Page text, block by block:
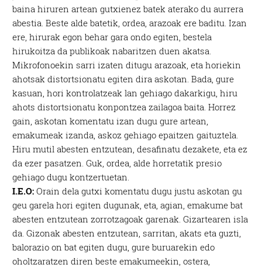
baina hiruren artean gutxienez batek aterako du aurrera
abestia. Beste alde batetik, ordea, arazoak ere baditu. Izan
ere, hirurak egon behar gara ondo egiten, bestela
hirukoitza da publikoak nabaritzen duen akatsa.
Mikrofonoekin sarri izaten ditugu arazoak, eta horiekin
ahotsak distortsionatu egiten dira askotan. Bada, gure
kasuan, hori kontrolatzeak lan gehiago dakarkigu, hiru
ahots distortsionatu konpontzea zailagoa baita. Horrez
gain, askotan komentatu izan dugu gure artean,
emakumeak izanda, askoz gehiago epaitzen gaituztela.
Hiru mutil abesten entzutean, desafinatu dezakete, eta ez
da ezer pasatzen. Guk, ordea, alde horretatik presio
gehiago dugu kontzertuetan.
I.E.O: Orain dela gutxi komentatu dugu justu askotan gu
geu garela hori egiten dugunak, eta, agian, emakume bat
abesten entzutean zorrotzagoak garenak. Gizartearen isla
da. Gizonak abesten entzutean, sarritan, akats eta guzti,
balorazio on bat egiten dugu, gure buruarekin edo
oholtzaratzen diren beste emakumeekin, ostera,